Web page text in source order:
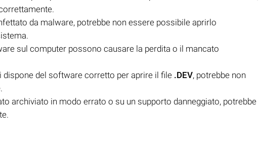
da malware, potrebbe non essere possibile aprirlo
sul computer possono causare la perdita o il mancato
del software corretto per aprire il file .DEV, potrebbe non
archiviato in modo errato o su un supporto danneggiato, potrebbe